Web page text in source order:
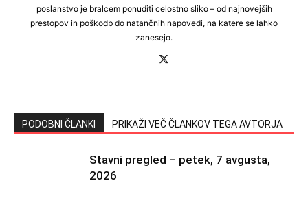
poslanstvo je bralcem ponuditi celostno sliko – od najnovejših
prestopov in poškodb do natančnih napovedi, na katere se lahko
zanesejo.
PODOBNI ČLANKI PRIKAŽI VEČ ČLANKOV TEGA AVTORJA
Stavni pregled – petek, 7 avgusta,
2026